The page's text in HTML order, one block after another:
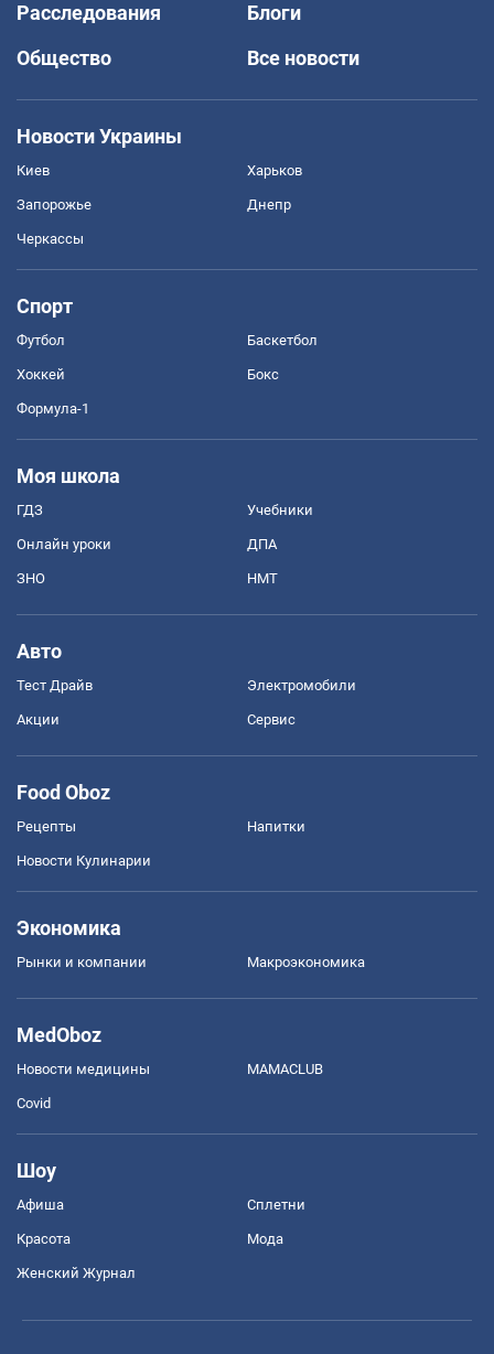
Расследования
Блоги
Общество
Все новости
Новости Украины
Киев Харьков
Запорожье Днепр
Черкассы
Спорт
Футбол Баскетбол
Хоккей Бокс
Формула-1
Моя школа
ГДЗ Учебники
Онлайн уроки ДПА
ЗНО НМТ
Авто
Тест Драйв Электромобили
Акции Сервис
Food Oboz
Рецепты Напитки
Новости Кулинарии
Экономика
Рынки и компании Mакроэкономика
MedOboz
Новости медицины MAMACLUB
Covid
Шоу
Афиша Сплетни
Красота Мода
Женский Журнал